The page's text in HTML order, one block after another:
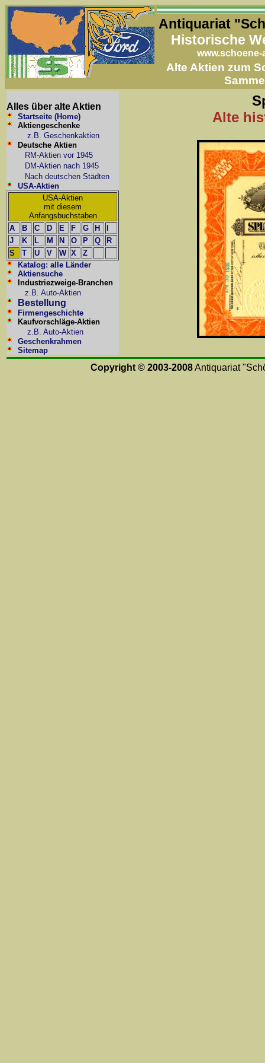
Antiquariat
Historische
www.schoene-
Alte Aktien zum
Alles über alte Aktien
Startseite (Home)
Aktiengeschenke
z.B. Geschenkaktien
Deutsche Aktien
RM-Aktien vor 1945
DM-Aktien nach 1945
Nach deutschen Städten
USA-Aktien
USA-Aktien
mit diesem
Anfangsbuchstaben
A
B C D E F G H
J
K L M N O P Q
R
S
T U V W X
Z
Katalog: alle Länder
Aktiensuche
Industriezweige-Branchen
z.B. Auto-Aktien
Bestellung
Firmengeschichte
Kaufvorschläge-Aktien
z.B. Auto-Aktien
Geschenkrahmen
Sitemap
Alte
Copyright © 2003-2008Antiquariat